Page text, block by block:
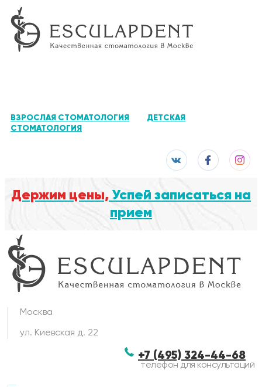
ВЗРОСЛАЯ СТОМАТОЛОГИЯ
ДЕТСКАЯ
СТОМАТОЛОГИЯ
Держим цены, Успей записаться на
прием
Москва
ул. Киевская д. 22
+7 (495) 324-44-68
телефон для консультаций